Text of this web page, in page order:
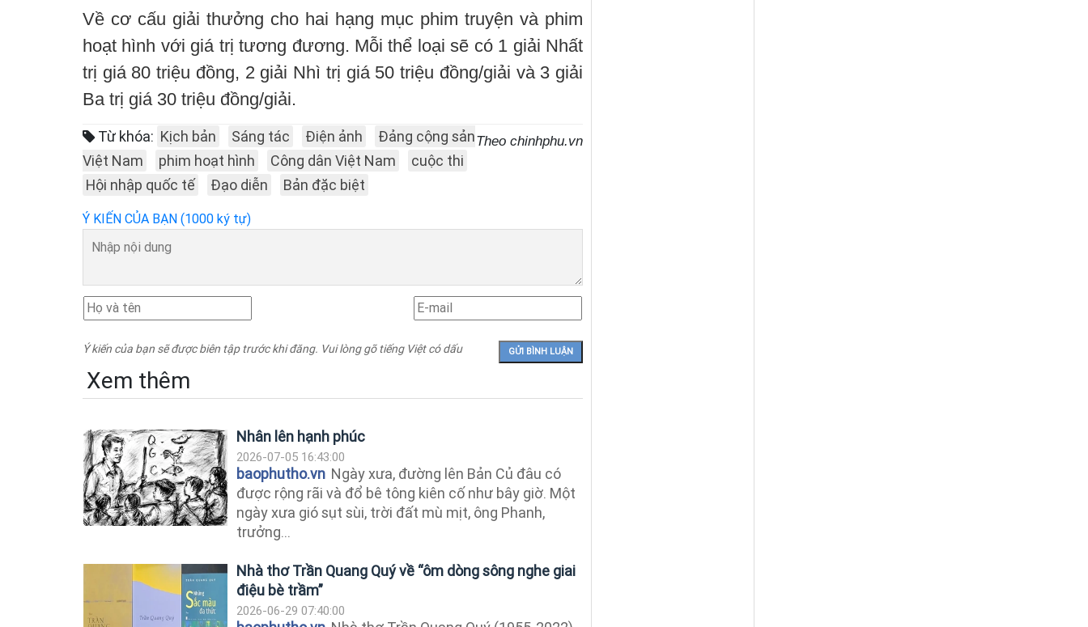
Về cơ cấu giải thưởng cho hai hạng mục phim truyện và phim
hoạt hình với giá trị tương đương. Mỗi thể loại sẽ có 1 giải Nhất
trị giá 80 triệu đồng, 2 giải Nhì trị giá 50 triệu đồng/giải và 3 giải
Ba trị giá 30 triệu đồng/giải.
Theo chinhphu.vn
Từ khóa: Kịch bản Sáng tác Điện ảnh
Đảng cộng sản
Việt Nam
phim hoạt hình Công dân Việt Nam
cuộc thi
Hội nhập quốc tế
Đạo diễn Bản đặc biệt
Ý KIẾN CỦA BẠN (1000 ký tự)
Ý kiến của bạn sẽ được biên tập trước khi đăng. Vui lòng gõ tiếng Việt có dấu
Xem thêm
Nhân lên hạnh phúc
2026-07-05 16:43:00
baophutho.vn Ngày xưa, đường lên Bản Củ đâu có
được rộng rãi và đổ bê tông kiên cố như bây giờ. Một
ngày xưa gió sụt sùi, trời đất mù mịt, ông Phanh,
trưởng...
Nhà thơ Trần Quang Quý về “ôm dòng sông nghe giai
điệu bè trầm”
2026-06-29 07:40:00